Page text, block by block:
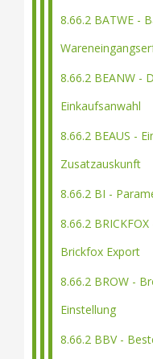
8.66.2 BATWE -
8.66.2 BEANW -
Einkaufsanwahl
8.66.2 BEAUS -
Zusatzauskunft
8.66.2 BI -
8.66.2
Brickfox Export
8.66.2 BROW -
Einstellung
8.66.2 BBV -